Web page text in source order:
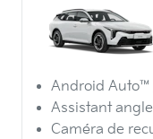
Android
Assistant
Caméra de